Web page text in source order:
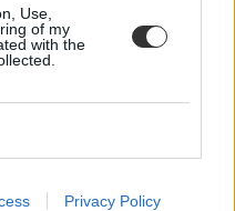
Use,
of my
with the
Privacy Policy